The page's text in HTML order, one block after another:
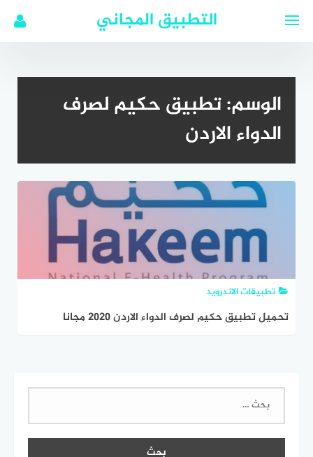
التطبيق المجاني
الوسم:تطبيق حكيم لصرف
الدواء الاردن
تطبيقات الاندرويد
تحميل تطبيق حكيم لصرف الدواء الاردن 2020 مجانا
البحث